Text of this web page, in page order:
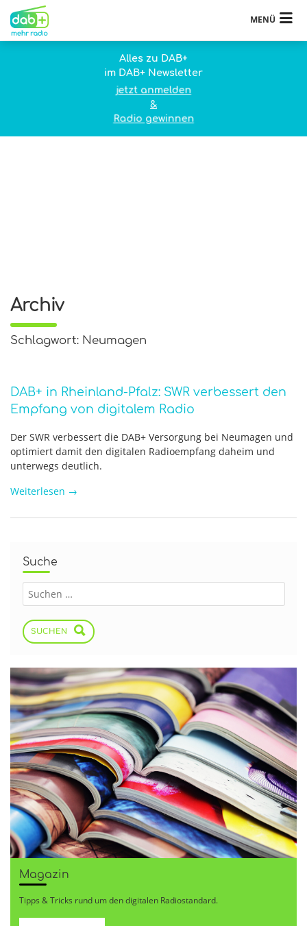
MENÜ
Alles zu DAB+
im DAB+ Newsletter
jetzt anmelden
&
Radio gewinnen
Archiv
Schlagwort: Neumagen
DAB+ in Rheinland-Pfalz: SWR verbessert den
Empfang von digitalem Radio
Der SWR verbessert die DAB+ Versorgung bei Neumagen und
optimiert damit den digitalen Radioempfang daheim und
unterwegs deutlich.
Weiterlesen →
Suche
SUCHEN
Magazin
Tipps & Tricks rund um den digitalen Radiostandard.